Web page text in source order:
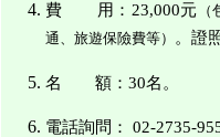
費 用：23,000元
通、旅遊保險費等）
。證
名 額： 30名。
電話詢問： 02-2735-